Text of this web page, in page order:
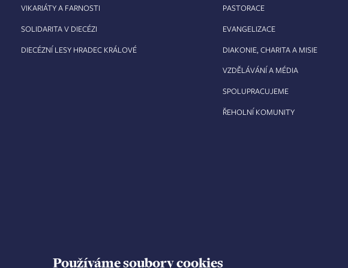
Používáme soubory cookies
VIKARIÁTY A FARNOSTI
SOLIDARITA V DIECÉZI
DIECÉZNÍ LESY HRADEC KRÁLOVÉ
PASTORACE
EVANGELIZACE
DIAKONIE, CHARITA A MISIE
VZDĚLÁVÁNÍ A MÉDIA
SPOLUPRACUJEME
ŘEHOLNÍ KOMUNITY